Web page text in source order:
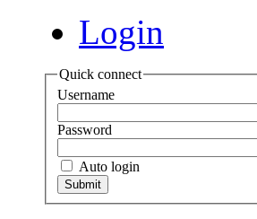
Login
Quick connect
Username
Password
Auto login